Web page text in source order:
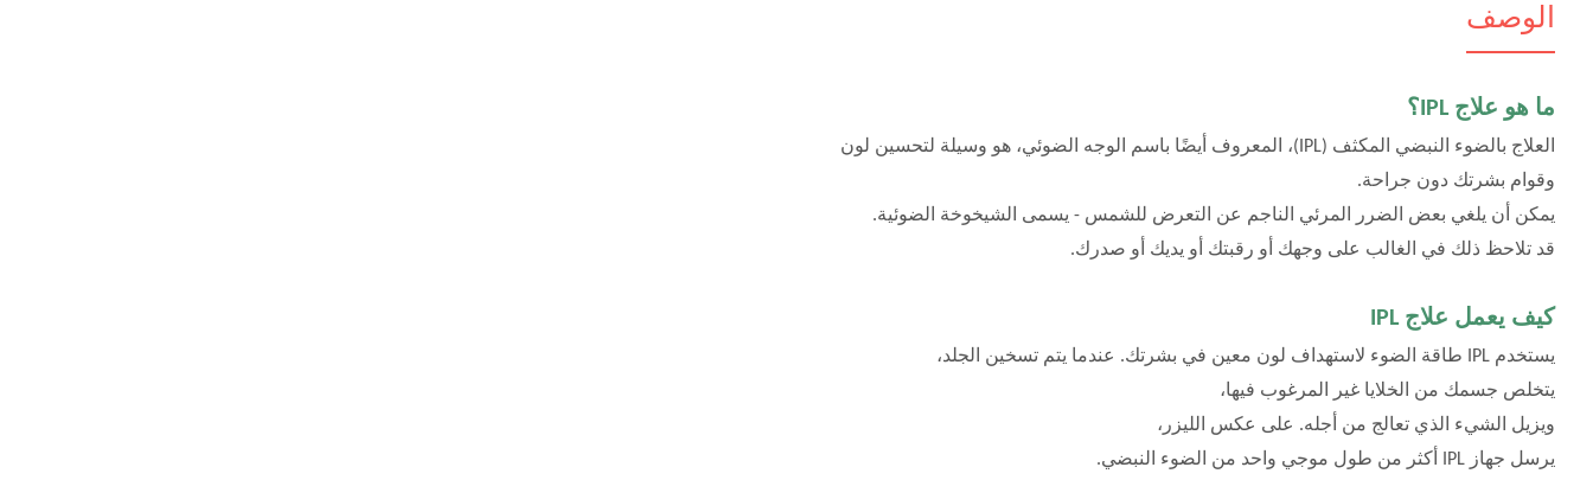
الوصف
ما هو علاج IPL؟
العلاج بالضوء النبضي المكثف (IPL)، المعروف أيضًا باسم الوجه الضوئي، هو وسيلة لتحسين لون
وقوام بشرتك دون جراحة.
يمكن أن يلغي بعض الضرر المرئي الناجم عن التعرض للشمس - يسمى الشيخوخة الضوئية.
قد تلاحظ ذلك في الغالب على وجهك أو رقبتك أو يديك أو صدرك.
كيف يعمل علاج IPL
يستخدم IPL طاقة الضوء لاستهداف لون معين في بشرتك. عندما يتم تسخين الجلد،
يتخلص جسمك من الخلايا غير المرغوب فيها،
ويزيل الشيء الذي تعالج من أجله. على عكس الليزر،
يرسل جهاز IPL أكثر من طول موجي واحد من الضوء النبضي.